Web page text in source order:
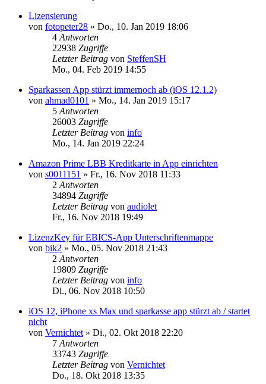
Lizensierung
von fotopeter28 » Do., 10. Jan 2019 18:06
4 Antworten
22938 Zugriffe
Letzter Beitrag von SteffenSH
Mo., 04. Feb 2019 14:55
Sparkassen App stürzt immernoch ab (iOS 12.1.2)
von ahmad0101 » Mo., 14. Jan 2019 15:17
5 Antworten
26003 Zugriffe
Letzter Beitrag von info
Mo., 14. Jan 2019 22:24
Amazon Prime LBB Kreditkarte in App einrichten
von s0011151 » Fr., 16. Nov 2018 11:33
2 Antworten
34894 Zugriffe
Letzter Beitrag von audiolet
Fr., 16. Nov 2018 19:49
LizenzKey für EBICS-App Unterschriftenmappe
von bik2 » Mo., 05. Nov 2018 21:43
2 Antworten
19809 Zugriffe
Letzter Beitrag von info
Di., 06. Nov 2018 10:50
iOS 12, iPhone xs Max und sparkasse app stürzt ab / startet
nicht
von Vernichtet » Di., 02. Okt 2018 22:20
7 Antworten
33743 Zugriffe
Letzter Beitrag von Vernichtet
Do., 18. Okt 2018 13:35